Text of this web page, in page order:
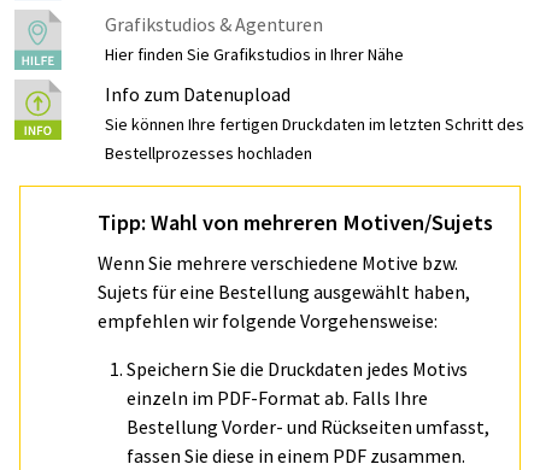
Grafikstudios & Agenturen
Hier finden Sie Grafikstudios in Ihrer Nähe
Info zum Datenupload
Sie können Ihre fertigen Druckdaten im letzten Schritt des
Bestellprozesses hochladen
Tipp: Wahl von mehreren Motiven/Sujets
Wenn Sie mehrere verschiedene Motive bzw.
Sujets für eine Bestellung ausgewählt haben,
empfehlen wir folgende Vorgehensweise:
Speichern Sie die Druckdaten jedes Motivs
einzeln im PDF-Format ab. Falls Ihre
Bestellung Vorder- und Rückseiten umfasst,
fassen Sie diese in einem PDF zusammen.